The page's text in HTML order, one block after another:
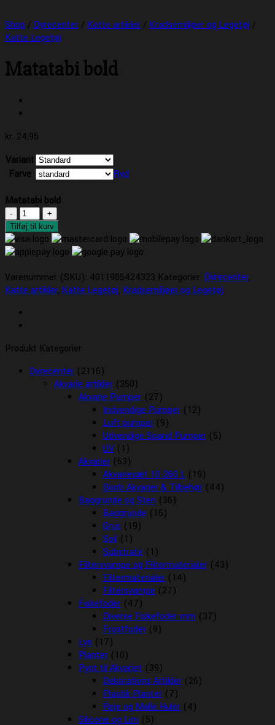
Shop / Dyrecenter / Katte artikler / Kradsemiljøer og Legetøj /
Katte Legetøj
Matatabi bold
kr. 24,95
Variant
Farve
Ryd
Matatabi bold
Matatabi
bold
antal
Tilføj til kurv
Varenummer (SKU): 4011905424323 Kategorier: Dyrecenter,
Katte artikler, Katte Legetøj, Kradsemiljøer og Legetøj
Produkt Kategorier
Dyrecenter (2116)
Akvarie artikler (350)
Akvarie Pumper (27)
Indvendige Pumper (12)
Luft pumper (9)
Udvendige Spand Pumper (5)
UV (1)
Akvarier (63)
Akvariesæt 10-260 L (19)
Biorb Akvarier & Tilbehør (44)
Baggrunde og Sten (36)
Baggrunde (15)
Grus (19)
Soil (1)
Substrate (1)
Filtersvampe og Filtermaterialer (43)
Filtermaterialer (14)
Filtersvampe (27)
Fiskefoder (47)
Diverse Fiskefoder mm (37)
Frostfoder (9)
Lys (17)
Planter (10)
Pynt til Akvariet (39)
Dekorations Artikler (26)
Plastik Planter (7)
Reje og Malle Huler (4)
Silicone og Lim (5)